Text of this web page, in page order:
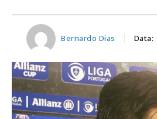
Bernardo Dias Data: